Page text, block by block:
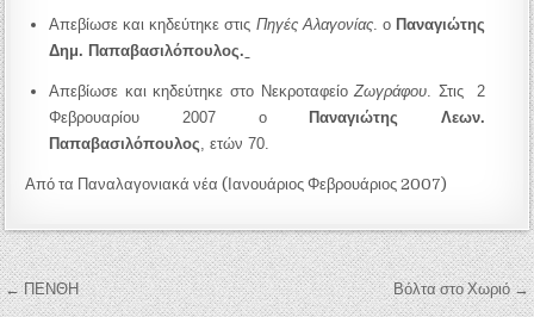
Απεβίωσε και κηδεύτηκε στις Πηγές Αλαγονίας. ο Παναγιώτης
Δημ. Παπαβασιλόπουλος.
Απεβίωσε και κηδεύτηκε στο ΝεκροταφείοΖωγράφου. Στις
2
Φεβρουαρίου 2007 ο
Παναγιώτης Λεων.
Παπαβασιλόπουλος, ετών 70.
Από τα Παναλαγονιακά νέα (Ιανουάριος Φεβρουάριος 2007)
Πλοήγηση άρθρων
← ΠΕΝΘΗ Βόλτα στο Χωριό →